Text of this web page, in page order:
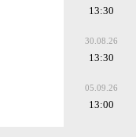
13:30
30.08.26
13:30
05.09.26
13:00